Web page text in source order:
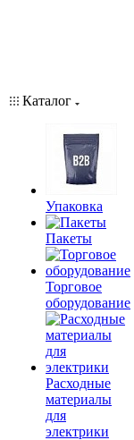
Каталог
Упаковка
Пакеты
Торговое
оборудование
Расходные
материалы
для
электрики